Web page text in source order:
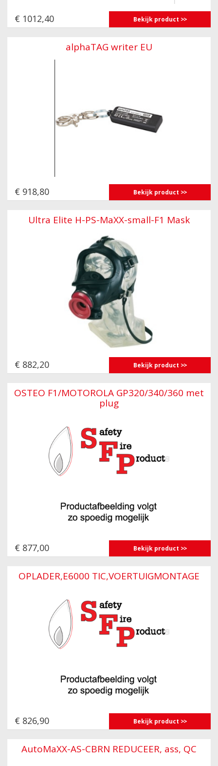
€ 1012,40 Bekijk product
alphaTAG writer EU
€ 918,80 Bekijk product
Ultra Elite H-PS-MaXX-small-F1 Mask
€ 882,20 Bekijk product
OSTEO F1/MOTOROLA GP320/340/360 met
plug
€ 877,00 Bekijk product
OPLADER,E6000 TIC,VOERTUIGMONTAGE
€ 826,90 Bekijk product
AutoMaXX-AS-CBRN REDUCEER, ass, QC